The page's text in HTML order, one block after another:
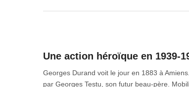
Une action héroïque en 1939-
Georges Durand voit le jour en 1883 à
par Georges Testu, son futur beau-père.